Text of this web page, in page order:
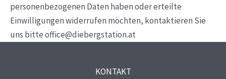
personenbezogenen Daten haben oder erteilte
Einwilligungen widerrufen möchten, kontaktieren Sie
uns bitte office@diebergstation.at
KONTAKT